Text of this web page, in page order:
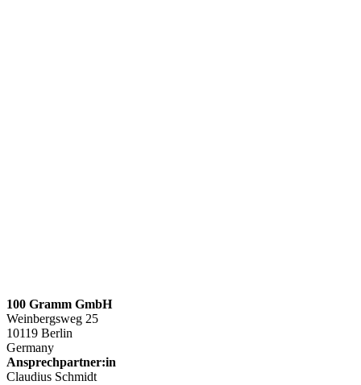
100 Gramm GmbH
Weinbergsweg 25
10119 Berlin
Germany
Ansprechpartner:in
Claudius Schmidt